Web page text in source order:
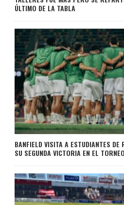
ÚLTIMO DE LA TABLA
BANFIELD VISITA A ESTUDIANTES DE
SU SEGUNDA VICTORIA EN EL